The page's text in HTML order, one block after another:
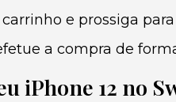
e prossiga
a compra de
iPhone 12 no